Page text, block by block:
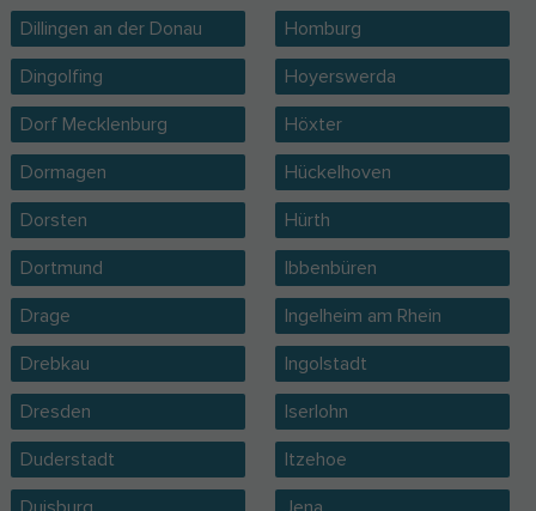
Dillingen an der Donau
Dingolfing
Dorf Mecklenburg
Dormagen
Dorsten
Dortmund
Drage
Drebkau
Dresden
Duderstadt
Homburg
Hoyerswerda
Höxter
Hückelhoven
Hürth
Ibbenbüren
Ingelheim am Rhein
Ingolstadt
Iserlohn
Itzehoe